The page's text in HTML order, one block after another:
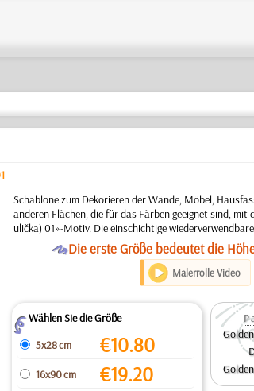
Schablone zum Dekorieren der Wände, Möbel,
anderen Flächen, die für das Färben geeignet sind, mit
ulička) 01»-Motiv. Die einschichtige
ODie erste Größe bedeutet die
Malerrolle Video
ZWählen Sie die Größe
5x28 cm
€10.80
16x90 cm €19.20